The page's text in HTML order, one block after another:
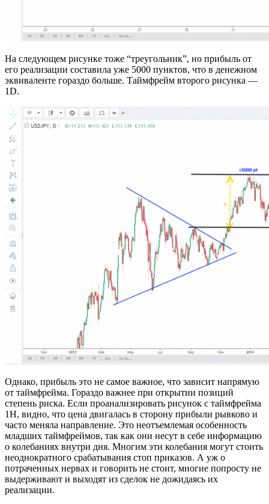
На следующем рисунке тоже “треугольник”, но прибыль от
его реализации составила уже 5000 пунктов, что в денежном
эквиваленте гораздо больше. Таймфрейм второго рисунка —
1D.
Однако, прибыль это не самое важное, что зависит напрямую
от таймфрейма. Гораздо важнее при открытии позиций
степень риска. Если проанализировать рисунок с таймфрейма
1Н, видно, что цена двигалась в сторону прибыли рывково и
часто меняла направление. Это неотъемлемая особенность
младших таймфреймов, так как они несут в себе информацию
о колебаниях внутри дня. Многим эти колебания могут стоить
неоднократного срабатывания стоп приказов. А уж о
потраченных нервах и говорить не стоит, многие попросту не
выдерживают и выходят из сделок не дожидаясь их
реализации.